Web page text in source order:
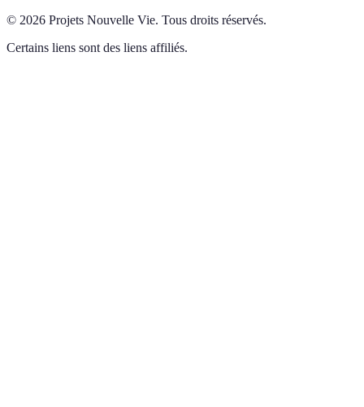
© 2026 Projets Nouvelle Vie. Tous droits réservés.
Certains liens sont des liens affiliés.